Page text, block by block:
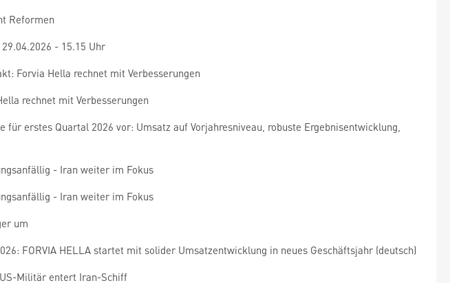
Reformen
- 15.15 Uhr
Forvia Hella rechnet mit Verbesserungen
rechnet mit Verbesserungen
für erstes Quartal 2026 vor: Umsatz auf Vorjahresniveau, robuste Ergebnisentwicklung,
- Iran weiter im Fokus
- Iran weiter im Fokus
um
FORVIA HELLA startet mit solider Umsatzentwicklung in neues Geschäftsjahr (deutsch)
Militär entert Iran-Schiff